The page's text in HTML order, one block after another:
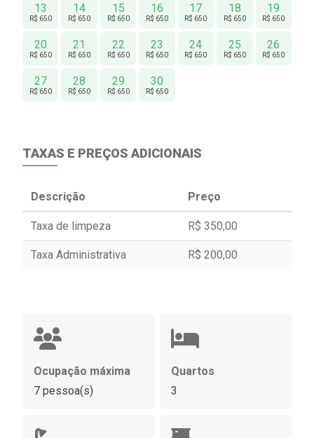
13
R$ 650
14
R$ 650
15
R$ 650
16
R$ 650
17
R$ 650
18
R$ 650
19
R$ 650
20
R$ 650
21
R$ 650
22
R$ 650
23
R$ 650
24
R$ 650
25
R$ 650
26
R$ 650
27
R$ 650
28
R$ 650
29
R$ 650
30
R$ 650
TAXAS E PREÇOS ADICIONAIS
Descrição Preço
Taxa de limpeza R$ 350,00
Taxa Administrativa R$ 200,00
Ocupação máxima
7 pessoa(s)
Quartos
3